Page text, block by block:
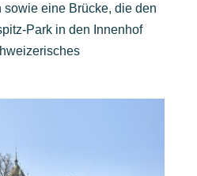
eine Brücke, die den
Park in den Innenhof